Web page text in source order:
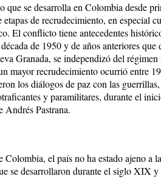
se desarrolla en Colombia desde
de recrudecimiento, en especial
El conflicto tiene antecedentes
de 1950 y de años anteriores
Granada, se independizó del
mayor recrudecimiento ocurrió entre
los diálogos de paz con las
y paramilitares, durante el
Andrés Pastrana.
Colombia, el país no ha estado ajeno a
se desarrollaron durante el siglo XIX